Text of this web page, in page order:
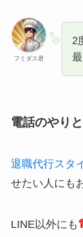
フミダス君
2
電話のやり
退職代行スタ
せたい人にも
LINE以外にも